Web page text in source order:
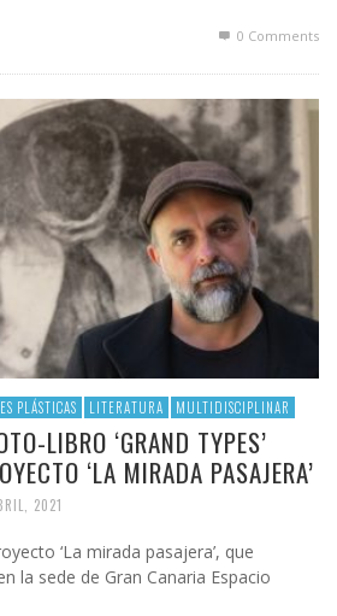
0 Comments
PLÁSTICAS LITERATURA MULTIDISCIPLINAR
LIBRO ‘GRAND TYPES’
‘LA MIRADA PASAJERA’
2021
‘La mirada pasajera’, que
la sede de Gran Canaria Espacio